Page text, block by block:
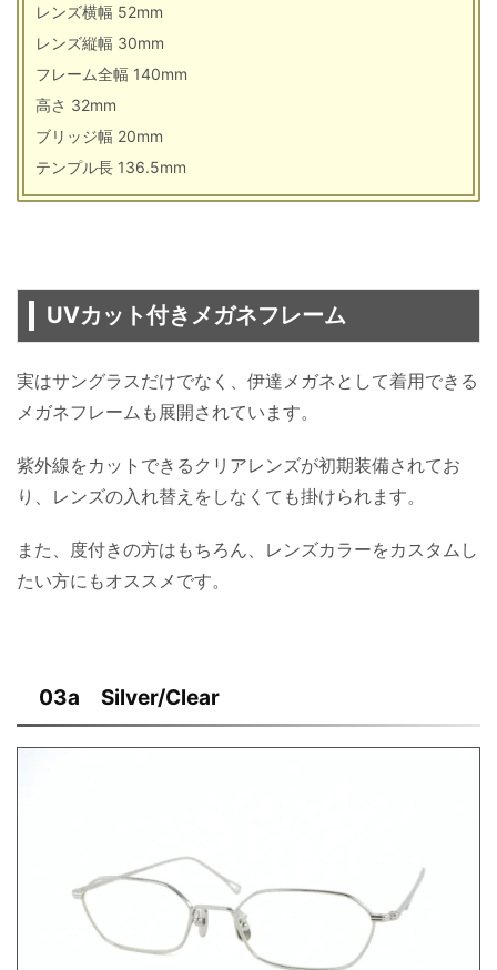
レンズ横幅 52mm
レンズ縦幅 30mm
フレーム全幅 140mm
高さ 32mm
ブリッジ幅 20mm
テンプル長 136.5mm
UVカット付きメガネフレーム
実はサングラスだけでなく、伊達メガネとして着用できる
メガネフレームも展開されています。
紫外線をカットできるクリアレンズが初期装備されてお
り、レンズの入れ替えをしなくても掛けられます。
また、度付きの方はもちろん、レンズカラーをカスタムし
たい方にもオススメです。
03a Silver/Clear